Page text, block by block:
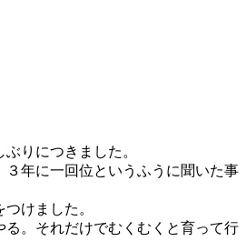
りにつきました。
３年に一回位というふうに聞いた事
けました。
る。それだけでむくむくと育って行